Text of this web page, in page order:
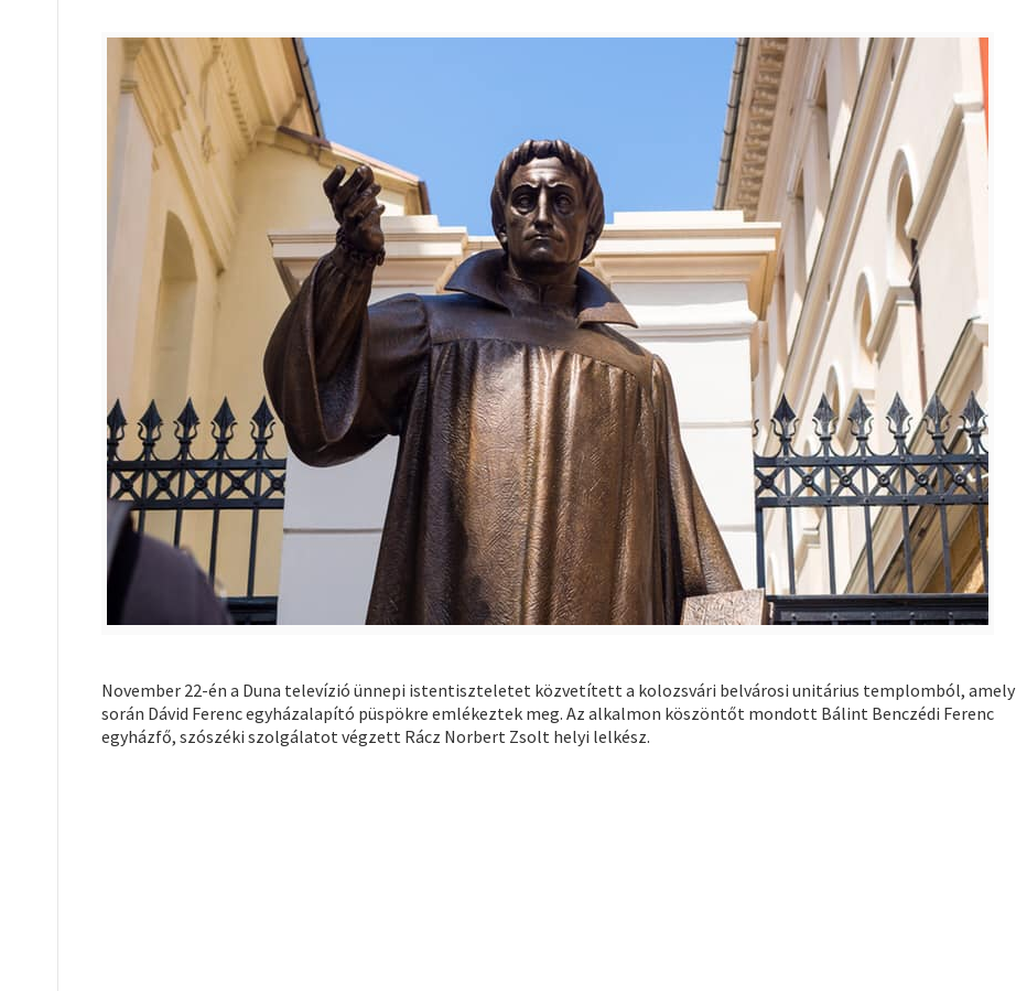
November 22-én a Duna televízió ünnepi istentiszteletet közvetített a kolozsvári belvárosi unitárius templomból, amely
során Dávid Ferenc egyházalapító püspökre emlékeztek meg. Az alkalmon köszöntőt mondott Bálint Benczédi Ferenc
egyházfő, szószéki szolgálatot végzett Rácz Norbert Zsolt helyi lelkész.